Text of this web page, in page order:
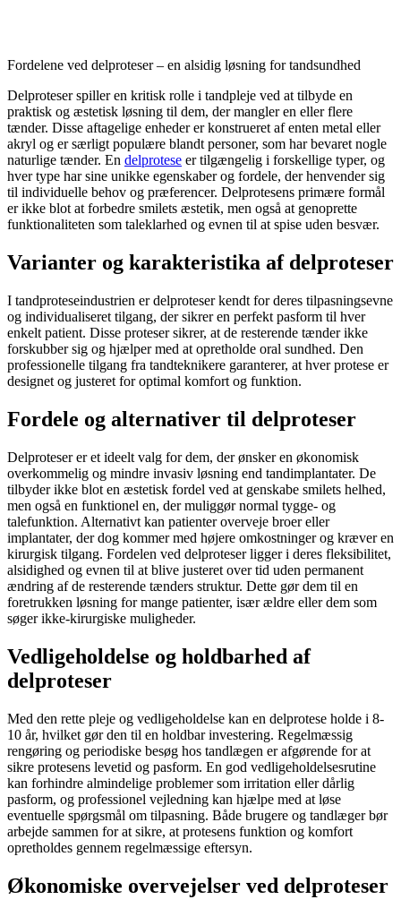
Fordelene ved delproteser – en alsidig løsning for tandsundhed
Delproteser spiller en kritisk rolle i tandpleje ved at tilbyde en
praktisk og æstetisk løsning til dem, der mangler en eller flere
tænder. Disse aftagelige enheder er konstrueret af enten metal eller
akryl og er særligt populære blandt personer, som har bevaret nogle
naturlige tænder. En delprotese er tilgængelig i forskellige typer, og
hver type har sine unikke egenskaber og fordele, der henvender sig
til individuelle behov og præferencer. Delprotesens primære formål
er ikke blot at forbedre smilets æstetik, men også at genoprette
funktionaliteten som taleklarhed og evnen til at spise uden besvær.
Varianter og karakteristika af delproteser
I tandproteseindustrien er delproteser kendt for deres tilpasningsevne
og individualiseret tilgang, der sikrer en perfekt pasform til hver
enkelt patient. Disse proteser sikrer, at de resterende tænder ikke
forskubber sig og hjælper med at opretholde oral sundhed. Den
professionelle tilgang fra tandteknikere garanterer, at hver protese er
designet og justeret for optimal komfort og funktion.
Fordele og alternativer til delproteser
Delproteser er et ideelt valg for dem, der ønsker en økonomisk
overkommelig og mindre invasiv løsning end tandimplantater. De
tilbyder ikke blot en æstetisk fordel ved at genskabe smilets helhed,
men også en funktionel en, der muliggør normal tygge- og
talefunktion. Alternativt kan patienter overveje broer eller
implantater, der dog kommer med højere omkostninger og kræver en
kirurgisk tilgang. Fordelen ved delproteser ligger i deres fleksibilitet,
alsidighed og evnen til at blive justeret over tid uden permanent
ændring af de resterende tænders struktur. Dette gør dem til en
foretrukken løsning for mange patienter, især ældre eller dem som
søger ikke-kirurgiske muligheder.
Vedligeholdelse og holdbarhed af
delproteser
Med den rette pleje og vedligeholdelse kan en delprotese holde i 8-
10 år, hvilket gør den til en holdbar investering. Regelmæssig
rengøring og periodiske besøg hos tandlægen er afgørende for at
sikre protesens levetid og pasform. En god vedligeholdelsesrutine
kan forhindre almindelige problemer som irritation eller dårlig
pasform, og professionel vejledning kan hjælpe med at løse
eventuelle spørgsmål om tilpasning. Både brugere og tandlæger bør
arbejde sammen for at sikre, at protesens funktion og komfort
opretholdes gennem regelmæssige eftersyn.
Økonomiske overvejelser ved delproteser